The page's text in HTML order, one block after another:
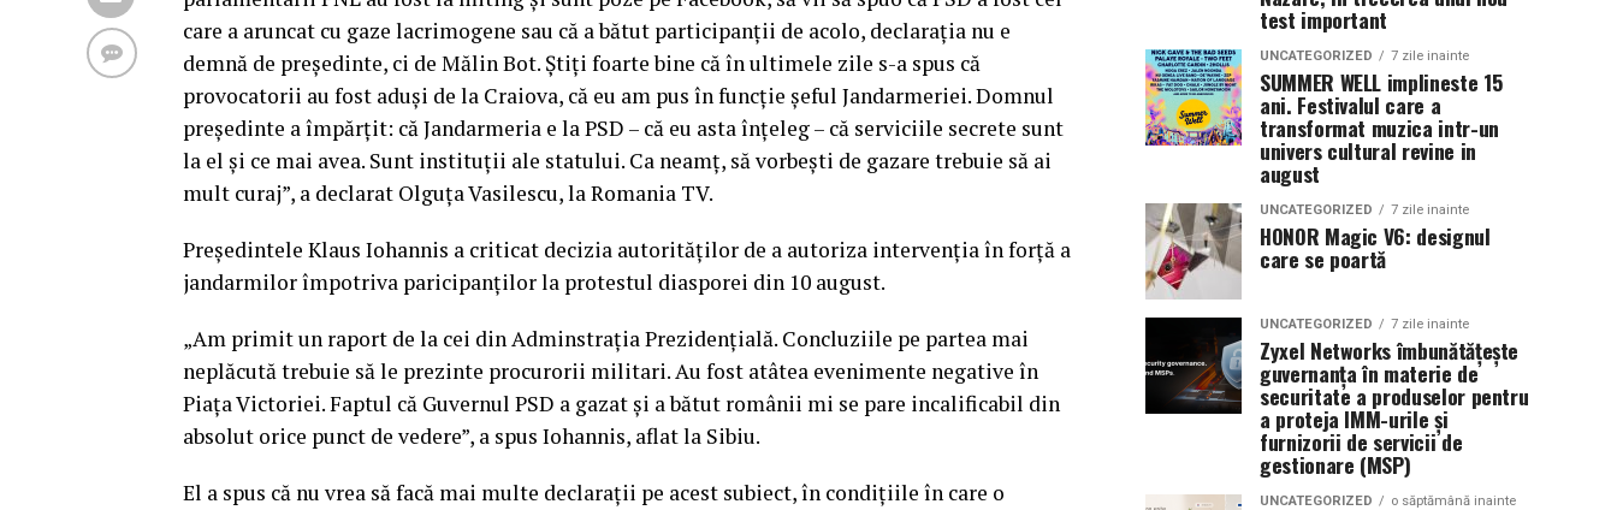
care a aruncat cu gaze lacrimogene sau că a bătut participanţii de acolo, declaraţia nu e
demnă de preşedinte, ci de Mălin Bot. Știţi foarte bine că în ultimele zile s-a spus că
provocatorii au fost aduşi de la Craiova, că eu am pus în funcţie şeful Jandarmeriei.Domnul
preşedinte a împărţit: că Jandarmeria e la PSD – că eu asta înţeleg – că serviciile secrete sunt
la el şi ce mai avea. Sunt instituţii ale statului. Ca neamţ, să vorbeşti de gazare trebuie să ai
mult curaj”, a declarat Olguţa Vasilescu, la Romania TV.
Preşedintele Klaus Iohannis a criticat decizia autorităţilor de a autoriza intervenţia în forţă a
jandarmilor împotriva paricipanţilor la protestul diasporei din 10 august.
„Am primit un raport de la cei din Adminstraţia Prezidenţială. Concluziile pe partea mai
neplăcută trebuie să le prezinte procurorii militari. Au fost atâtea evenimente negative în
Piaţa Victoriei. Faptul că Guvernul PSD a gazat şi a bătut românii mi se pare incalificabil din
absolut orice punct de vedere”, a spus Iohannis, aflat la Sibiu.
El a spus că nu vrea să facă mai multe declaraţii pe acest subiect, în condiţiile în care o
test important
UNCATEGORIZED 7 zile inainte
SUMMER WELL implineste 15
ani. Festivalul care a
transformat muzica intr-un
univers cultural revine in
august
UNCATEGORIZED 7 zile inainte
HONOR Magic V6: designul
care se poartă
UNCATEGORIZED 7 zile inainte
Zyxel Networks îmbunătățește
guvernanța în materie de
securitate a produselor pentru
a proteja IMM-urile și
furnizorii de servicii de
gestionare (MSP)
UNCATEGORIZED o săptămână inainte